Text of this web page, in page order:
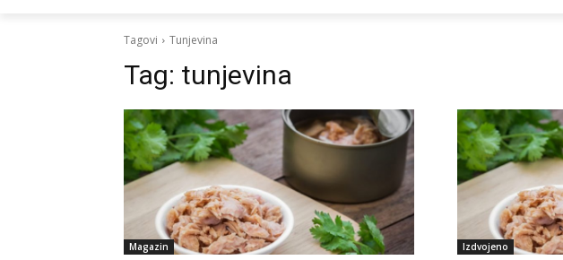
Tagovi Tunjevina
Tag: tunjevina
Magazin Izdvojeno